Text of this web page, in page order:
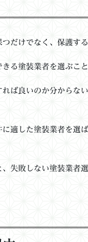
だけでなく、保護す
る塗装業者を選ぶこと
ば良いのか分からな
適した塗装業者を選
失敗しない塗装業者